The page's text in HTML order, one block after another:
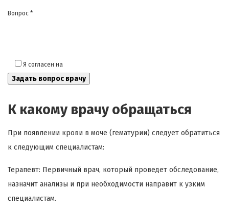
Вопрос *
Я согласен на
К какому врачу обращаться
При появлении крови в моче (гематурии) следует обратиться
к следующим специалистам:
Терапевт: Первичный врач, который проведет обследование,
назначит анализы и при необходимости направит к узким
специалистам.